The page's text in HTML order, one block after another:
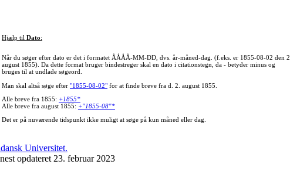
Hjælp til Dato:
Når du søger efter dato er det i formatet ÅÅÅÅ-MM-DD, dvs. år-måned-dag. (f.eks. er 1855-08-02 den 2.
august 1855). Da dette format bruger bindestreger skal en dato i citationstegn, da - betyder minus og
bruges til at undlade søgeord.
Man skal altså søge efter "1855-08-02"for at finde breve fra d. 2. august 1855.
Alle breve fra 1855: +1855*
Alle breve fra august 1855: +"1855-08"*
Det er på nuværende tidspunkt ikke muligt at søge på kun måned eller dag.
opdateret 23. februar 2023